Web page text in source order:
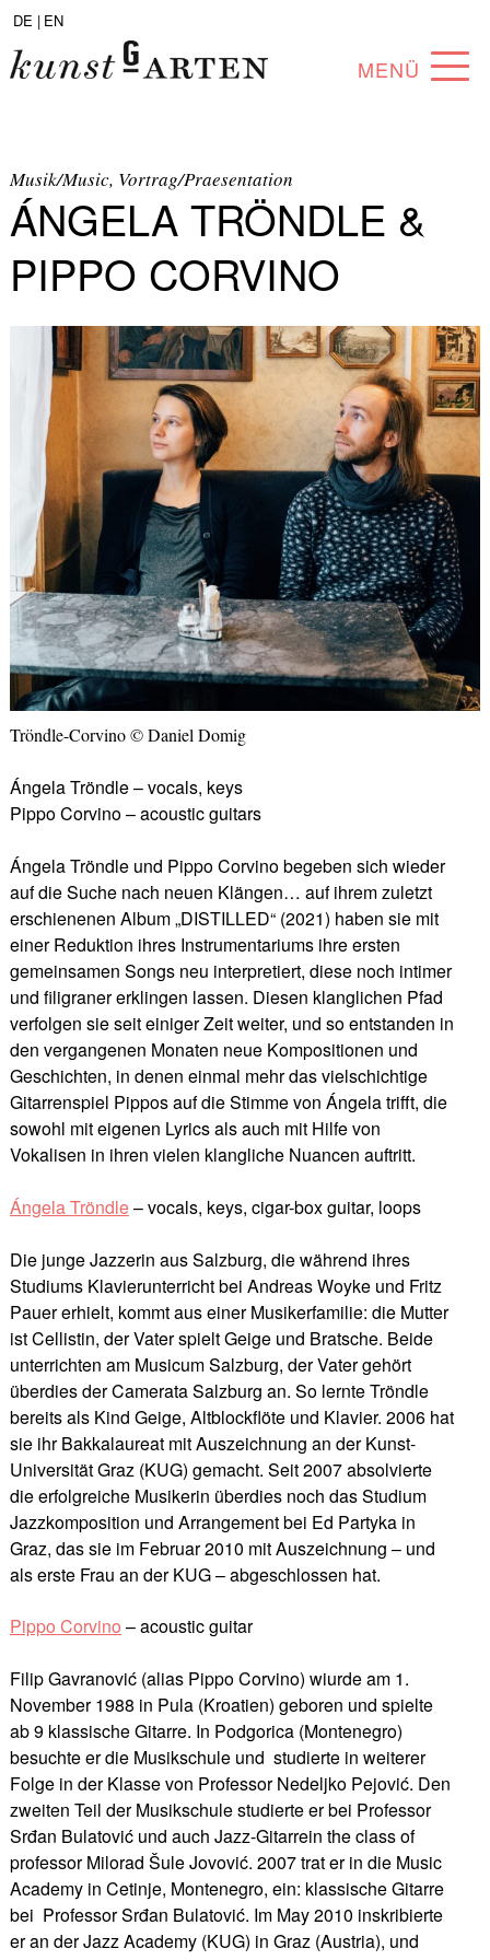
DE | EN
MENÜ
ABOUT
SAMMLUNG
KÜNSTLER*INNEN
PARTNER*INNEN
ANGEBOTE
Musik/Music, Vortrag/Praesentation
ÁNGELA TRÖNDLE &
PIPPO CORVINO
Tröndle-Corvino © Daniel Domig
Ángela Tröndle – vocals, keys
Pippo Corvino – acoustic guitars
Ángela Tröndle und Pippo Corvino begeben sich wieder
auf die Suche nach neuen Klängen… auf ihrem zuletzt
erschienenen Album „DISTILLED“ (2021) haben sie mit
einer Reduktion ihres Instrumentariums ihre ersten
gemeinsamen Songs neu interpretiert, diese noch intimer
und filigraner erklingen lassen. Diesen klanglichen Pfad
verfolgen sie seit einiger Zeit weiter, und so entstanden in
den vergangenen Monaten neue Kompositionen und
Geschichten, in denen einmal mehr das vielschichtige
Gitarrenspiel Pippos auf die Stimme von Ángela trifft, die
sowohl mit eigenen Lyrics als auch mit Hilfe von
Vokalisen in ihren vielen klangliche Nuancen auftritt.
Ángela Tröndle– vocals, keys, cigar-box guitar, loops
Die junge Jazzerin aus Salzburg, die während ihres
Studiums Klavierunterricht bei Andreas Woyke und Fritz
Pauer erhielt, kommt aus einer Musikerfamilie: die Mutter
ist Cellistin, der Vater spielt Geige und Bratsche. Beide
unterrichten am Musicum Salzburg, der Vater gehört
überdies der Camerata Salzburg an. So lernte Tröndle
bereits als Kind Geige, Altblockflöte und Klavier. 2006 hat
sie ihr Bakkalaureat mit Auszeichnung an der Kunst-
Universität Graz (KUG) gemacht. Seit 2007 absolvierte
die erfolgreiche Musikerin überdies noch das Studium
Jazzkomposition und Arrangement bei Ed Partyka in
Graz, das sie im Februar 2010 mit Auszeichnung – und
als erste Frau an der KUG – abgeschlossen hat.
Pippo Corvino – acoustic guitar
Filip Gavranović (alias Pippo Corvino) wiurde am 1.
November 1988 in Pula (Kroatien) geboren und spielte
ab 9 klassische Gitarre. In Podgorica (Montenegro)
besuchte er die Musikschule und studierte in weiterer
Folge in der Klasse von Professor Nedeljko Pejović. Den
zweiten Teil der Musikschule studierte er bei Professor
Srđan Bulatović und auch Jazz-Gitarrein the class of
professor Milorad Šule Jovović. 2007 trat er in die Music
Academy in Cetinje, Montenegro, ein: klassische Gitarre
bei Professor Srđan Bulatović. Im May 2010 inskribierte
er an der Jazz Academy (KUG) in Graz (Austria), und